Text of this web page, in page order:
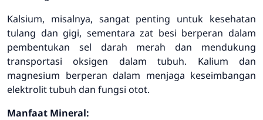
Kalsium, misalnya, sangat penting untuk kesehatan
tulang dan gigi, sementara zat besi berperan dalam
pembentukan sel darah merah dan mendukung
transportasi oksigen dalam tubuh. Kalium dan
magnesium berperan dalam menjaga keseimbangan
elektrolit tubuh dan fungsi otot.
Manfaat Mineral: